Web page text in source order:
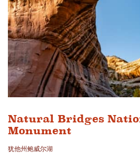
Natural Bridges
Monument
犹他州鲍威尔湖